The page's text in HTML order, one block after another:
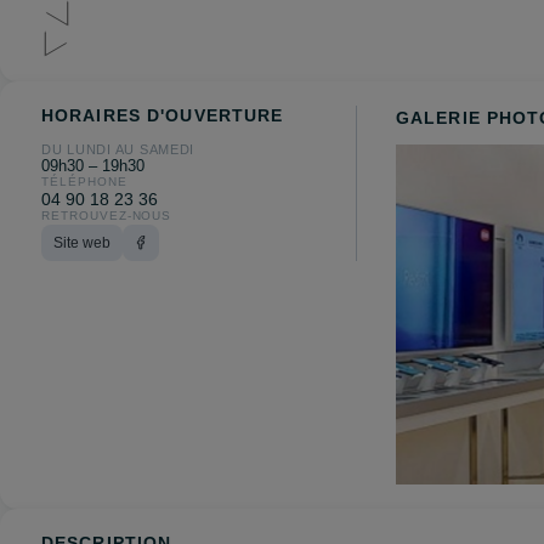
HORAIRES D'OUVERTURE
DU LUNDI AU SAMEDI
09h30 – 19h30
TÉLÉPHONE
04 90 18 23 36
RETROUVEZ-NOUS
Site web
GALERIE